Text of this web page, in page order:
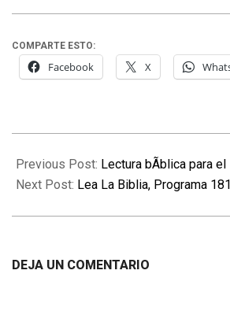
COMPARTE ESTO:
Facebook X
07-
11
Previous Post: Lectura bÃ­blica para
Next Post: Lea La Biblia, Programa
DEJA UN COMENTARIO